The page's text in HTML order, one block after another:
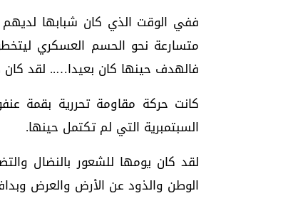
ففي الوقت الذي كان شبابها
متسارعة نحو الحسم العسكري
فالهدف حينها كان بعيدا….. لقد كان
كانت حركة مقاومة تحررية بقمة
السبتمبرية التي لم تكتمل حينها.
لقد كان يومها للشعور بالنضال
الوطن والذود عن الأرض والعرض